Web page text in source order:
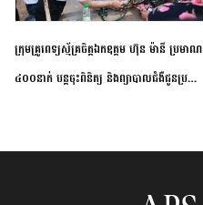
ក្រុមគ្រូពេទ្យស្ម័គ្រចិត្តឯកឧត្តម ហ៊ុន ម៉ានី ប្រមាណ
៤០០នាក់ បន្តចុះពិនិត្យ និងព្យាបាលជំងឺជូនប្រជា